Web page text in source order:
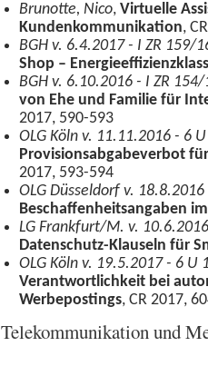
Brunotte, Nico, Virtuelle
Kundenkommunikation,
BGH v. 6.4.2017 - I ZR 159/
Shop –
BGH v. 6.10.2016 - I ZR 154/
von Ehe und Familie für
2017, 590-593
OLG Köln v. 11.11.2016 - 6
Provisionsabgabeverbot
2017, 593-594
OLG Düsseldorf v.
Beschaffenheitsangaben
LG Frankfurt/M. v.
Datenschutz-Klauseln für
OLG Köln v. 19.5.2017 - 6 U
Verantwortlichkeit bei
Werbepostings, CR 2017,
Telekommunikation und